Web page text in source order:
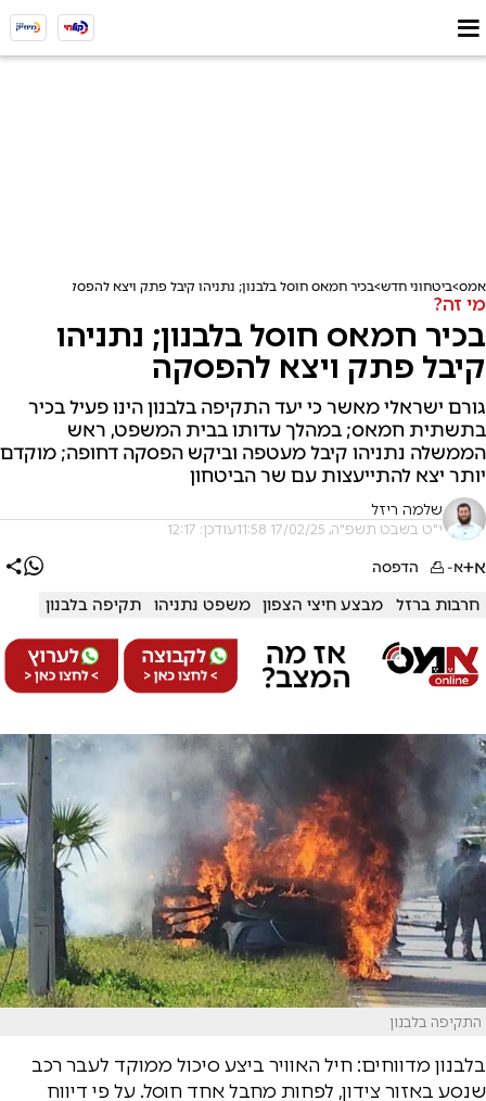
אמס ביטחוני חדש בכיר חמאס חוסל בלבנון; נתניהו קיבל פתק ויצא להפסקה
מי זה?
בכיר חמאס חוסל בלבנון; נתניהו
קיבל פתק ויצא להפסקה
גורם ישראלי מאשר כי יעד התקיפה בלבנון הינו פעיל בכיר
בתשתית חמאס; במהלך עדותו בבית המשפט, ראש
הממשלה נתניהו קיבל מעטפה וביקש הפסקה דחופה; מוקדם
יותר יצא להתייעצות עם שר הביטחון
שלמה ריזל
י"ט בשבט תשפ"ה, 17/02/25 11:58 עודכן: 12:17
א+א- הדפסה
חרבות ברזל מבצע חיצי הצפון משפט נתניהו תקיפה בלבנון
התקיפה בלבנון
בלבנון מדווחים: חיל האוויר ביצע סיכול ממוקד לעבר רכב
שנסע באזור צידון, לפחות מחבל אחד חוסל. על פי דיווח